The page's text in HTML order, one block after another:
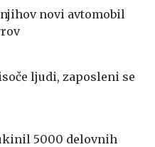
novi avtomobil
ljudi, zaposleni se
5000 delovnih